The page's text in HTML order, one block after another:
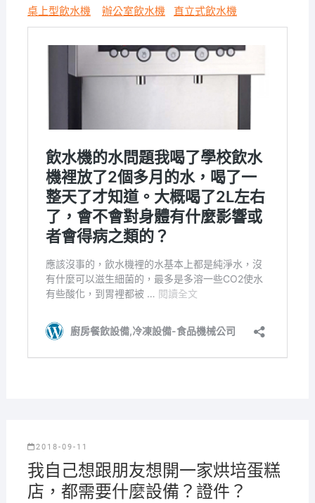
桌上型飲水機
辦公室飲水機 直立式飲水機
2018-09-11
我自己想跟朋友想開一家烘培蛋糕
店，都需要什麼設備？證件？